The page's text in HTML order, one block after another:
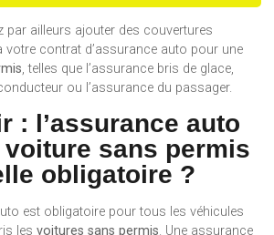
par ailleurs ajouter des couvertures
votre contrat d’assurance auto pour une
, telles que l’assurance bris de glace,
ou l’assurance du passager.
: l’assurance auto
sans permis
obligatoire ?
est obligatoire pour tous les véhicules
les voitures sans permis. Une assurance